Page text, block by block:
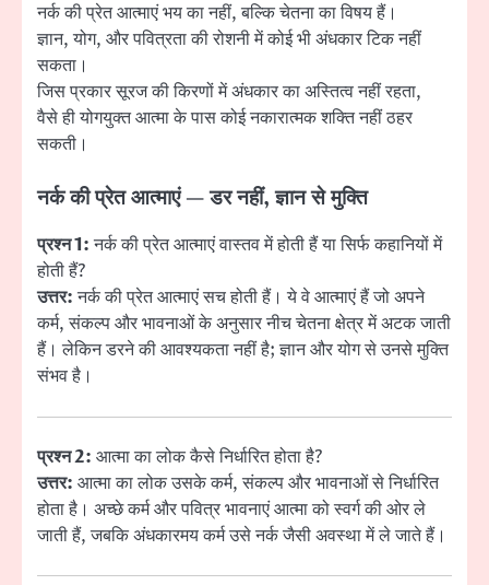
नर्क की प्रेत आत्माएं भय का नहीं, बल्कि चेतना का विषय हैं।
ज्ञान, योग, और पवित्रता की रोशनी में कोई भी अंधकार टिक नहीं
सकता।
जिस प्रकार सूरज की किरणों में अंधकार का अस्तित्व नहीं रहता,
वैसे ही योगयुक्त आत्मा के पास कोई नकारात्मक शक्ति नहीं ठहर
सकती।
नर्क की प्रेत आत्माएं — डर नहीं, ज्ञान से मुक्ति
प्रश्न 1:नर्क की प्रेत आत्माएं वास्तव में होती हैं या सिर्फ कहानियों में
होती हैं?
उत्तर:नर्क की प्रेत आत्माएं सच होती हैं। ये वे आत्माएं हैं जो अपने
कर्म, संकल्प और भावनाओं के अनुसार नीच चेतना क्षेत्र में अटक जाती
हैं। लेकिन डरने की आवश्यकता नहीं है; ज्ञान और योग से उनसे मुक्ति
संभव है।
प्रश्न 2: आत्मा का लोक कैसे निर्धारित होता है?
उत्तर: आत्मा का लोक उसके कर्म, संकल्प और भावनाओं से निर्धारित
होता है। अच्छे कर्म और पवित्र भावनाएं आत्मा को स्वर्ग की ओर ले
जाती हैं, जबकि अंधकारमय कर्म उसे नर्क जैसी अवस्था में ले जाते हैं।